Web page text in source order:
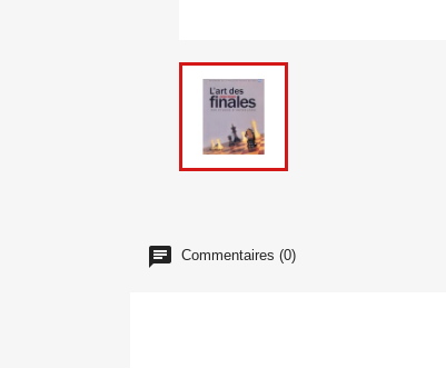
Commentaires (0)